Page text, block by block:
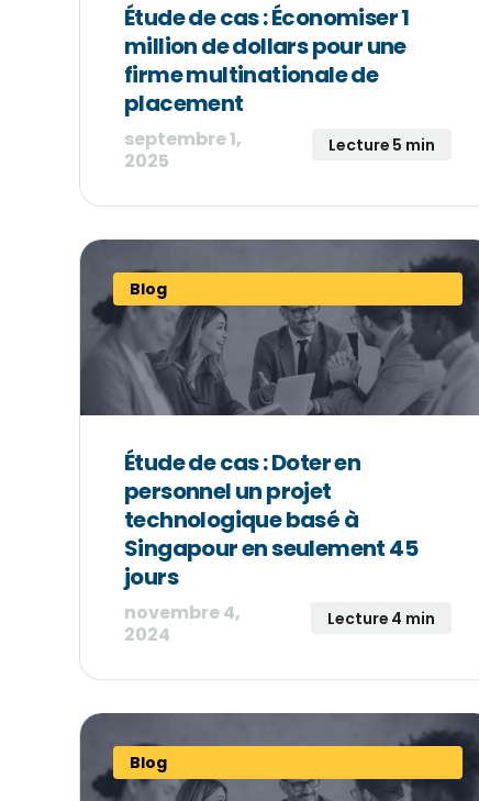
Étude de cas : Économiser 1
million de dollars pour une
firme multinationale de
placement
septembre 1,
2025
Lecture 5 min
Blog
Étude de cas : Doter en
personnel un projet
technologique basé à
Singapour en seulement 45
jours
novembre 4,
2024
Lecture 4 min
Blog